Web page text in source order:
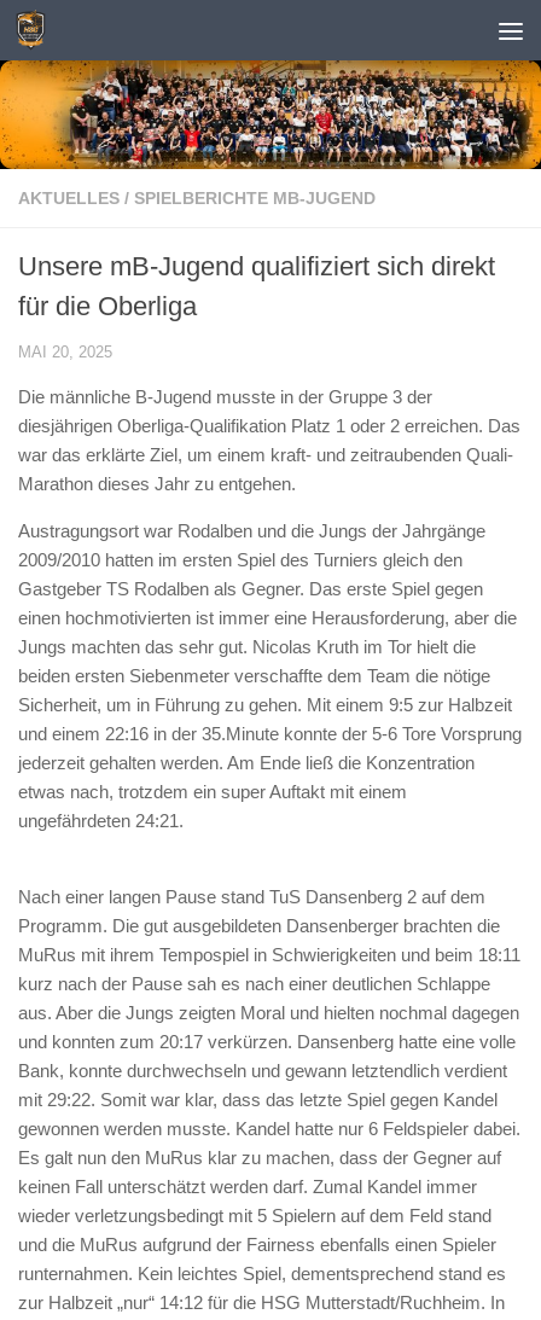
Zum Inhalt springen
AKTUELLES / SPIELBERICHTE MB-JUGEND
Unsere mB-Jugend qualifiziert sich direkt
für die Oberliga
MAI 20, 2025
Die männliche B-Jugend musste in der Gruppe 3 der
diesjährigen Oberliga-Qualifikation Platz 1 oder 2 erreichen. Das
war das erklärte Ziel, um einem kraft- und zeitraubenden Quali-
Marathon dieses Jahr zu entgehen.
Austragungsort war Rodalben und die Jungs der Jahrgänge
2009/2010 hatten im ersten Spiel des Turniers gleich den
Gastgeber TS Rodalben als Gegner. Das erste Spiel gegen
einen hochmotivierten ist immer eine Herausforderung, aber die
Jungs machten das sehr gut. Nicolas Kruth im Tor hielt die
beiden ersten Siebenmeter verschaffte dem Team die nötige
Sicherheit, um in Führung zu gehen. Mit einem 9:5 zur Halbzeit
und einem 22:16 in der 35.Minute konnte der 5-6 Tore Vorsprung
jederzeit gehalten werden. Am Ende ließ die Konzentration
etwas nach, trotzdem ein super Auftakt mit einem
ungefährdeten 24:21.
Nach einer langen Pause stand TuS Dansenberg 2 auf dem
Programm. Die gut ausgebildeten Dansenberger brachten die
MuRus mit ihrem Tempospiel in Schwierigkeiten und beim 18:11
kurz nach der Pause sah es nach einer deutlichen Schlappe
aus. Aber die Jungs zeigten Moral und hielten nochmal dagegen
und konnten zum 20:17 verkürzen. Dansenberg hatte eine volle
Bank, konnte durchwechseln und gewann letztendlich verdient
mit 29:22. Somit war klar, dass das letzte Spiel gegen Kandel
gewonnen werden musste. Kandel hatte nur 6 Feldspieler dabei.
Es galt nun den MuRus klar zu machen, dass der Gegner auf
keinen Fall unterschätzt werden darf. Zumal Kandel immer
wieder verletzungsbedingt mit 5 Spielern auf dem Feld stand
und die MuRus aufgrund der Fairness ebenfalls einen Spieler
runternahmen. Kein leichtes Spiel, dementsprechend stand es
zur Halbzeit „nur“ 14:12 für die HSG Mutterstadt/Ruchheim. In